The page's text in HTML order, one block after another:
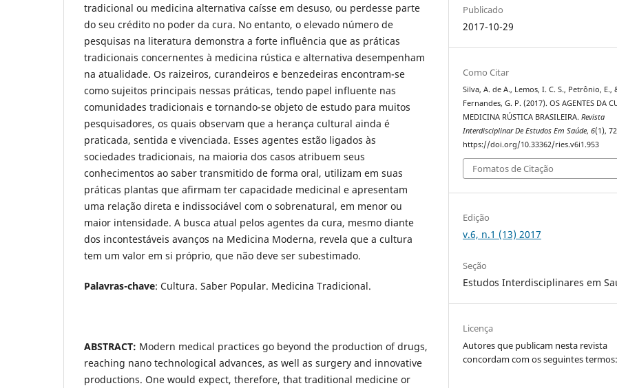
tradicional ou medicina alternativa caísse em desuso, ou perdesse parte
do seu crédito no poder da cura. No entanto, o elevado número de
pesquisas na literatura demonstra a forte influência que as práticas
tradicionais concernentes à medicina rústica e alternativa desempenham
na atualidade. Os raizeiros, curandeiros e benzedeiras encontram-se
como sujeitos principais nessas práticas, tendo papel influente nas
comunidades tradicionais e tornando-se objeto de estudo para muitos
pesquisadores, os quais observam que a herança cultural ainda é
praticada, sentida e vivenciada. Esses agentes estão ligados às
sociedades tradicionais, na maioria dos casos atribuem seus
conhecimentos ao saber transmitido de forma oral, utilizam em suas
práticas plantas que afirmam ter capacidade medicinal e apresentam
uma relação direta e indissociável com o sobrenatural, em menor ou
maior intensidade. A busca atual pelos agentes da cura, mesmo diante
dos incontestáveis avanços na Medicina Moderna, revela que a cultura
tem um valor em si próprio, que não deve ser subestimado.
Palavras-chave: Cultura. Saber Popular. Medicina Tradicional.
ABSTRACT: Modern medical practices go beyond the production of drugs,
reaching nano technological advances, as well as surgery and innovative
productions. One would expect, therefore, that traditional medicine or
Publicado
2017-10-29
Como Citar
Silva, A. de A., Lemos, I. C. S., Petrônio, E.,
Fernandes, G. P. (2017). OS AGENTES DA
MEDICINA RÚSTICA BRASILEIRA.Revista
Interdisciplinar De Estudos Em Saúde,6(1),
https://doi.org/10.33362/ries.v6i1.953
Fomatos de Citação
Edição
v.6, n.1 (13) 2017
Seção
Estudos Interdisciplinares em
Licença
Autores que publicam nesta revista
concordam com os seguintes termos: